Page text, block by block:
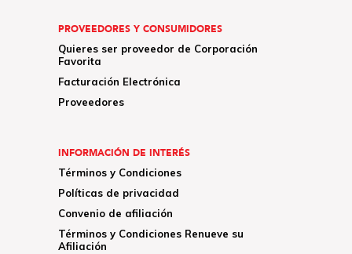
PROVEEDORES Y CONSUMIDORES
Quieres ser proveedor de Corporación
Favorita
Facturación Electrónica
Proveedores
INFORMACIÓN DE INTERÉS
Términos y Condiciones
Políticas de privacidad
Convenio de afiliación
Términos y Condiciones Renueve su
Afiliación